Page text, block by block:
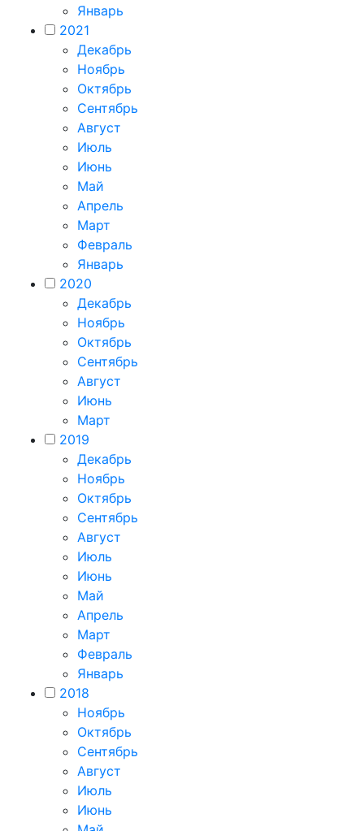
Январь
2021
Декабрь
Ноябрь
Октябрь
Сентябрь
Август
Июль
Июнь
Май
Апрель
Март
Февраль
Январь
2020
Декабрь
Ноябрь
Октябрь
Сентябрь
Август
Июнь
Март
2019
Декабрь
Ноябрь
Октябрь
Сентябрь
Август
Июль
Июнь
Май
Апрель
Март
Февраль
Январь
2018
Ноябрь
Октябрь
Сентябрь
Август
Июль
Июнь